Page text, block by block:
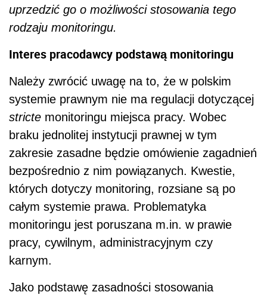
uprzedzić go o możliwości stosowania tego
rodzaju monitoringu.
Interes pracodawcy podstawą monitoringu
Należy zwrócić uwagę na to, że w polskim
systemie prawnym nie ma regulacji dotyczącej
stricte monitoringu miejsca pracy. Wobec
braku jednolitej instytucji prawnej w tym
zakresie zasadne będzie omówienie zagadnień
bezpośrednio z nim powiązanych. Kwestie,
których dotyczy monitoring, rozsiane są po
całym systemie prawa. Problematyka
monitoringu jest poruszana m.in. w prawie
pracy, cywilnym, administracyjnym czy
karnym.
Jako podstawę zasadności stosowania